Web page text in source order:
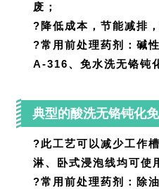
废；
?降低成本，节能减排
?常用前处理药剂：碱
A-316、免水洗无铬钝
典型的酸洗无铬钝化
?此工艺可以减少工作
淋、卧式浸泡线均可使
?常用前处理药剂： 除